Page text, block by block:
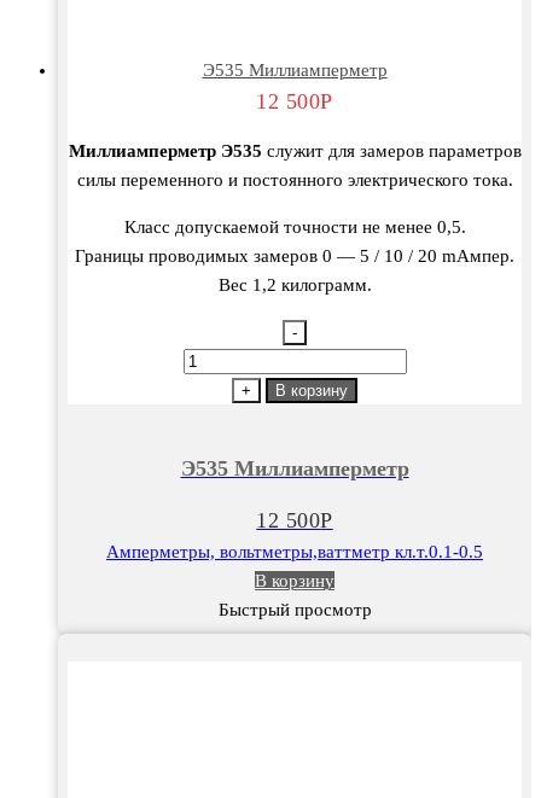
Э535 Миллиамперметр
12 500Р
Миллиамперметр Э535 служит для замеров параметров
силы переменного и постоянного электрического тока.
Класс допускаемой точности не менее 0,5.
Границы проводимых замеров 0 — 5 / 10 / 20 mAмпер.
Вес 1,2 килограмм.
-
Количество
+ В корзину
Э535 Миллиамперметр
12 500Р
Амперметры, вольтметры,ваттметр кл.т.0.1-0.5
В корзину
Быстрый просмотр